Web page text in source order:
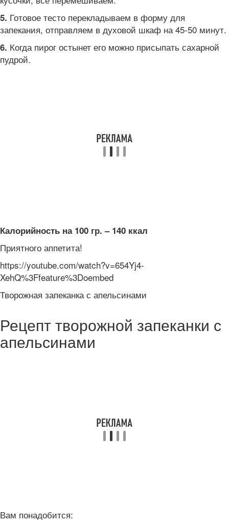
5. Готовое тесто перекладываем в форму для
запекания, отправляем в духовой шкаф на 45-50 минут.
6. Когда пирог остынет его можно присыпать сахарной
пудрой.
Калорийность на 100 гр. – 140 ккал
Приятного аппетита!
https://youtube.com/watch?v=654Yj4-
XehQ%3Ffeature%3Doembed
Творожная запеканка с апельсинами
Рецепт творожной запеканки с
апельсинами
Вам понадобится: